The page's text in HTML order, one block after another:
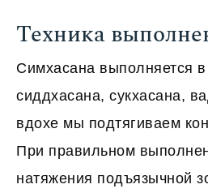
Техника
Симхасана выполняется
сиддхасана, сукхасана,
вдохе мы подтягиваем
При правильном
натяжения подъязычной